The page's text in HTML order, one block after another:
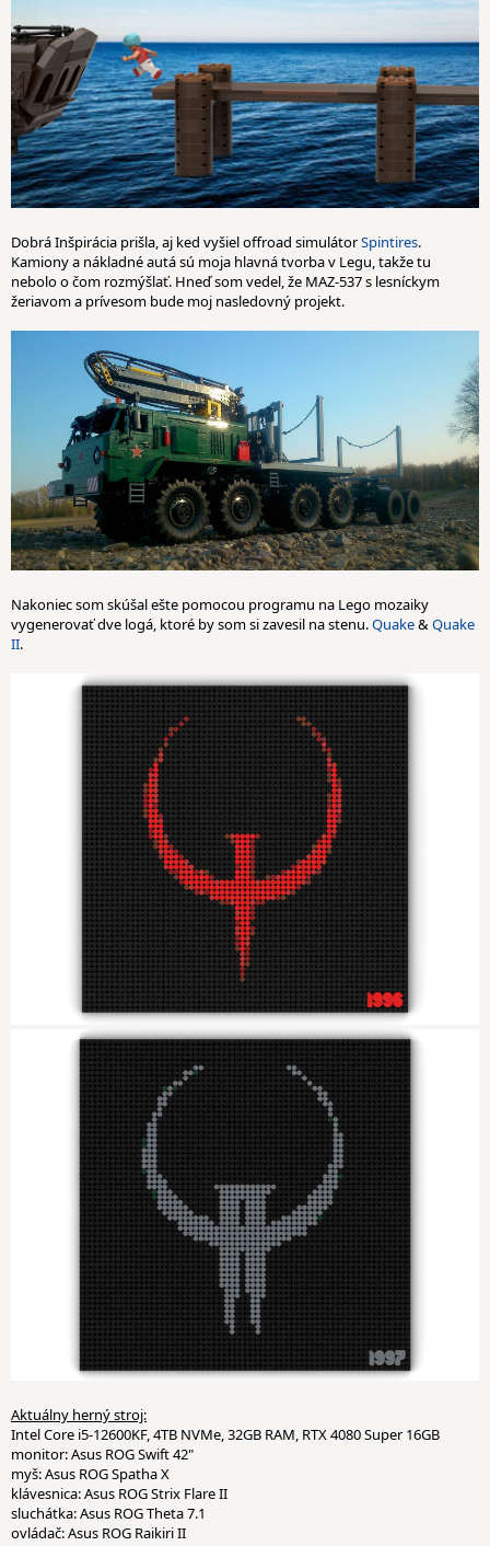
Dobrá Inšpirácia prišla, aj ked vyšiel offroad simulátorSpintires.
Kamiony a nákladné autá sú moja hlavná tvorba v Legu, takže tu
nebolo o čom rozmýšlať. Hneď som vedel, že MAZ-537 s lesníckym
žeriavom a prívesom bude moj nasledovný projekt.
Nakoniec som skúšal ešte pomocou programu na Lego mozaiky
vygenerovať dve logá, ktoré by som si zavesil na stenu.Quake&Quake
II.
Aktuálny herný stroj:
Intel Core i5-12600KF, 4TB NVMe, 32GB RAM, RTX 4080 Super 16GB
monitor: Asus ROG Swift 42"
myš: Asus ROG Spatha X
klávesnica: Asus ROG Strix Flare II
sluchátka: Asus ROG Theta 7.1
ovládač: Asus ROG Raikiri II